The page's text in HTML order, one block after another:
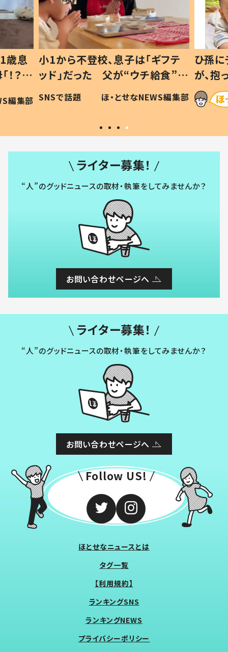
歳息
？」
編集部
小1から不登校、息子は「ギフテ
ッド」だった 父が“ウチ給食”を
作り続ける理由とは #令和の親
#令和の子
SNSで話題 ほ・とせなNEWS編集部
ひ孫
が、
「涙が
い」
ライター募集！
“人”のグッドニュースの取材・執筆をしてみませんか？
お問い合わせページへ
ライター募集！
“人”のグッドニュースの取材・執筆をしてみませんか？
お問い合わせページへ
Follow US!
ほとせなニュースとは
タグ一覧
【利用規約】
ランキングSNS
ランキングNEWS
プライバシーポリシー